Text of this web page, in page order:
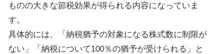
ものの大きな節税効果が得られる内容になっていま
す。
具体的には、「納税猶予の対象になる株式数に制限が
ない」「納税について100％の猶予が受けられる」と